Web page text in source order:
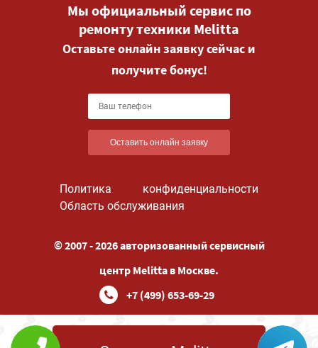
Мы официальный сервис по
ремонту техники Melitta
Оставьте онлайн заявку сейчас и
получите бонус!
Оставить онлайн заявку
Политика конфиденциальности
Область обслуживания
© 2007 - 2026 авторизованный сервисный
центр Melitta в Москве.
+7 (499) 653-69-29